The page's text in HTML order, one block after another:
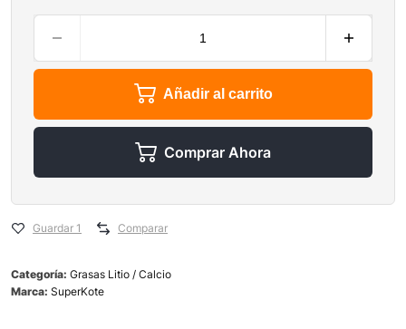
Añadir al carrito
Comprar Ahora
Guardar 1 Comparar
Categoría: Grasas Litio / Calcio
Marca: SuperKote